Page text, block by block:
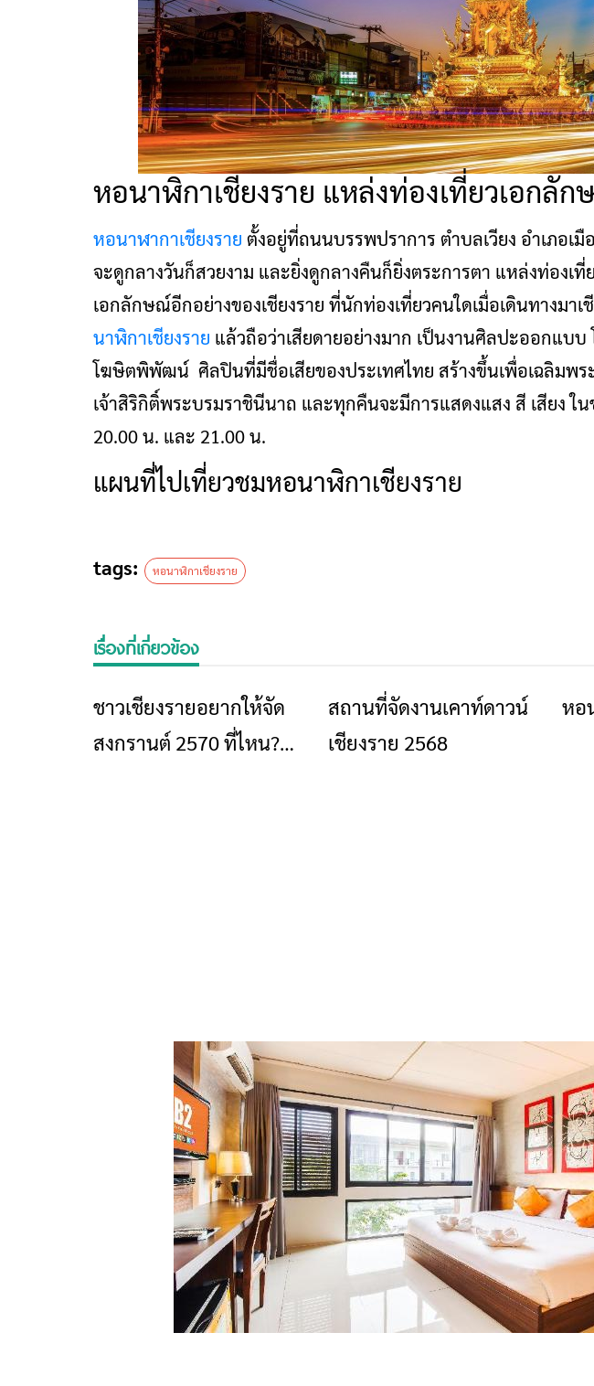
หอนาฬิกาเชียงราย แหล่งท่องเที่ยวเอกลัก
หอนาฬากาเชียงราย ตั้งอยู่ที่ถนนบรรพปราการ ตำบลเวียง อำเภอเมื
จะดูกลางวันก็สวยงาม และยิ่งดูกลางคืนก็ยิ่งตระการตา แหล่งท่องเที่
เอกลักษณ์อีกอย่างของเชียงราย ที่นักท่องเที่ยวคนใดเมื่อเดินทางมาเ
นาฬิกาเชียงราย แล้วถือว่าเสียดายอย่างมาก เป็นงานศิลปะออกแบบ
โฆษิตพิพัฒน์ ศิลปินที่มีชื่อเสียของประเทศไทย สร้างขึ้นเพื่อเฉลิมพร
เจ้าสิริกิติ์พระบรมราชินีนาถ และทุกคืนจะมีการแสดงแสง สี เสียง ใน
20.00 น. และ 21.00 น.
แผนที่ไปเที่ยวชมหอนาฬิกาเชียงราย
tags: หอนาฬิกาเชียงราย
เรื่องที่เกี่ยวข้อง
ข่าวเชียงราย
ชาวเชียงรายอยากให้จัด
สงกรานต์ 2570 ที่ไหน?
ข่าวเชียงราย
สถานที่จัดงานเคาท์ดาวน์
เชียงราย 2568
หอ